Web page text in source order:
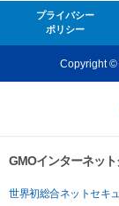
プライバシー
ポリシー
Copyright ©
GMOインターネッ
世界初総合ネットセキ